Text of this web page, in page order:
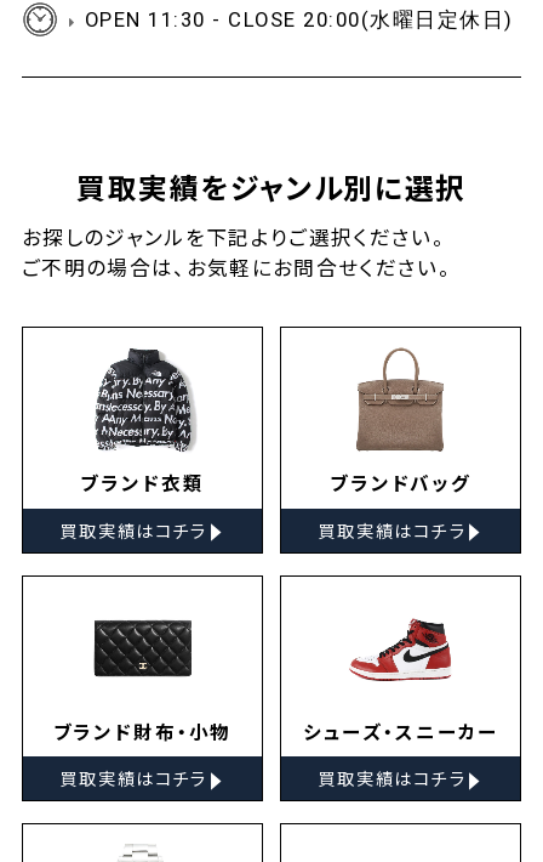
OPEN 11:30 - CLOSE 20:00(水曜日定休日)
買取実績をジャンル別に選択
お探しのジャンルを下記よりご選択ください。
ご不明の場合は、お気軽にお問合せください。
ブランド衣類
買取実績はコチラ ▸
ブランドバッグ
買取実績はコチラ ▸
ブランド財布・小物
買取実績はコチラ ▸
シューズ・スニーカー
買取実績はコチラ ▸